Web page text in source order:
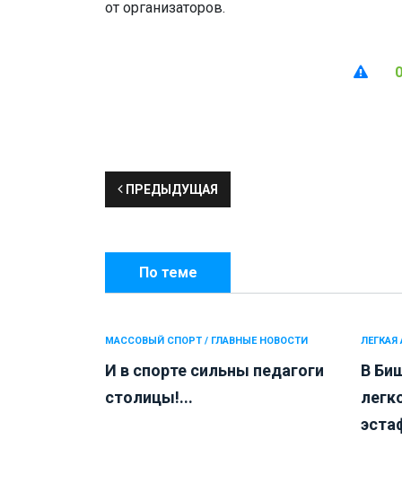
от организаторов.
0
ПРЕДЫДУЩАЯ
По теме
МАССОВЫЙ СПОРТ / ГЛАВНЫЕ НОВОСТИ
И в спорте сильны педагоги
столицы!...
ЛЕГКАЯ
В